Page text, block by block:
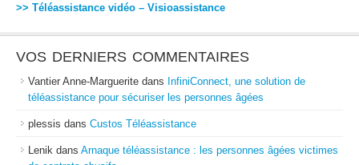
>> Téléassistance vidéo – Visioassistance
VOS DERNIERS COMMENTAIRES
Vantier Anne-Marguerite dans InfiniConnect, une solution de
téléassistance pour sécuriser les personnes âgées
plessis dans Custos Téléassistance
Lenik dans Arnaque téléassistance : les personnes âgées victimes